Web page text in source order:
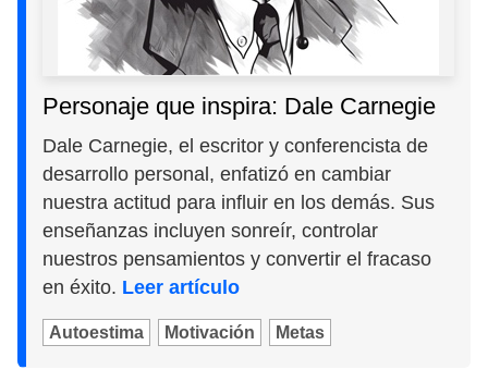
Personaje que inspira: Dale Carnegie
Dale Carnegie, el escritor y conferencista de
desarrollo personal, enfatizó en cambiar
nuestra actitud para influir en los demás. Sus
enseñanzas incluyen sonreír, controlar
nuestros pensamientos y convertir el fracaso
en éxito. Leer artículo
Autoestima Motivación Metas